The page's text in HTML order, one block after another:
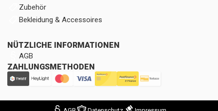
Zubehör
Bekleidung & Accessoires
NÜTZLICHE INFORMATIONEN
AGB
ZAHLUNGSMETHODEN